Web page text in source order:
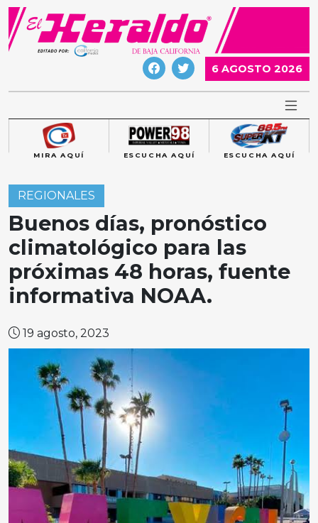
Skip
content
6 AGOSTO 2026
MIRA AQUÍ ESCUCHA AQUÍ ESCUCHA AQUÍ
REGIONALES
Buenos días, pronóstico
climatológico para las
próximas 48 horas, fuente
informativa NOAA.
19 agosto, 2023